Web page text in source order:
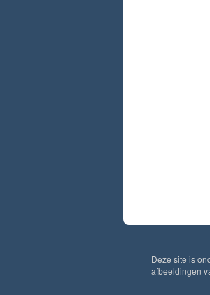
Deze site is
afbeeldingen